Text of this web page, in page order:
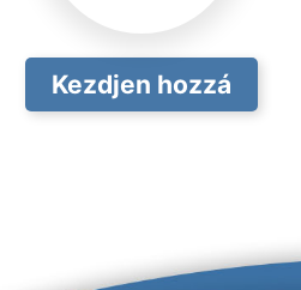
Kezdjen hozzá